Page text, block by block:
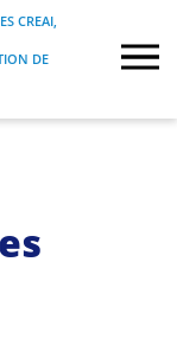
DES CREAI, EN
EN SITUATION
CREAI,
DE